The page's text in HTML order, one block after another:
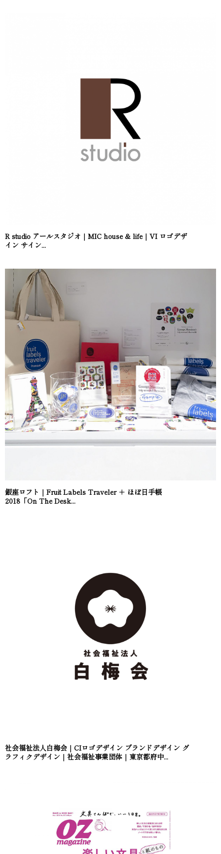
R studio アールスタジオ｜MIC house & life｜VI ロゴデザ
イン サイン...
銀座ロフト｜Fruit Labels Traveler ＋ ほぼ日手帳
2018「On The Desk...
社会福祉法人白梅会｜CIロゴデザイン ブランドデザイン グ
ラフィクデザイン｜社会福祉事業団体｜東京都府中...